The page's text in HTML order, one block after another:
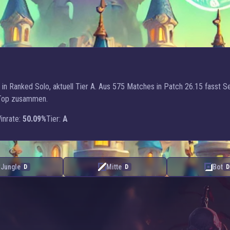
Ranked Solo, aktuell Tier A. Aus 575 Matches in Patch 26.15 fasst
zusammen.
50.09%Tier: A
Jungle D Mitte D Bot D